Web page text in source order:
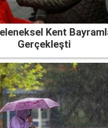
Kent
Gerçekleşti